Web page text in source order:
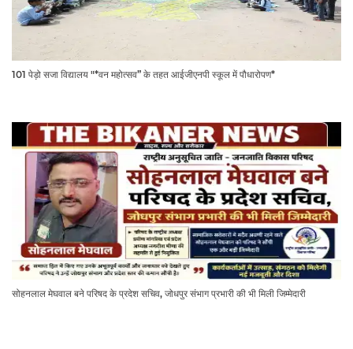
101 पेड़ो सजा विद्यालय "*वन महोत्सव” के तहत आईजीएनपी स्कूल में पौधारोपण*
सोहनलाल मेघवाल बने परिषद के प्रदेश सचिव, जोधपुर संभाग प्रभारी की भी मिली जिम्मेदारी